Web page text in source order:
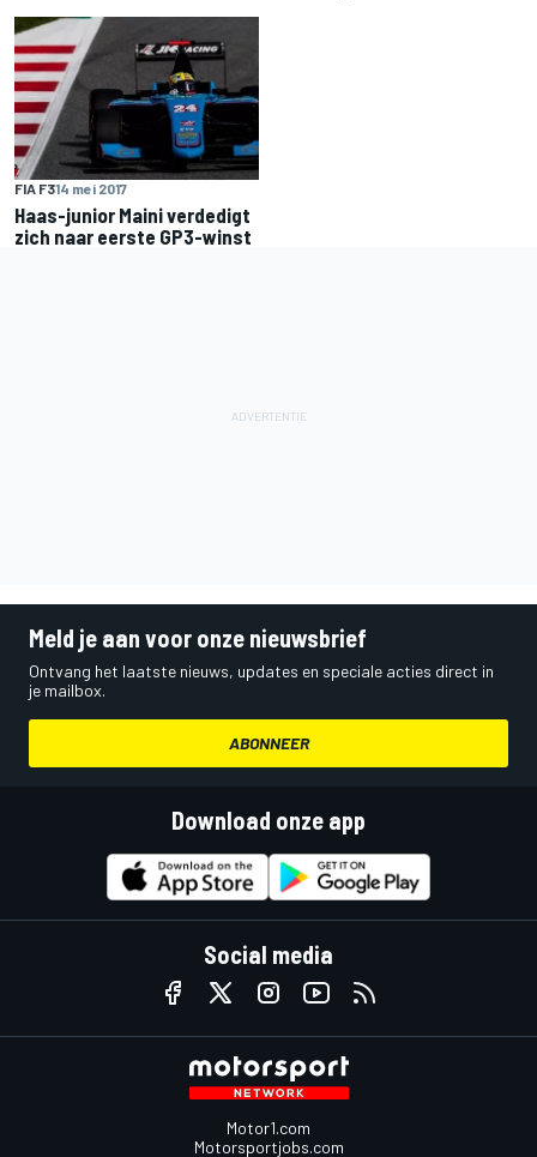
FIA F314 mei 2017
Haas-junior Maini verdedigt
zich naar eerste GP3-winst
Meld je aan voor onze nieuwsbrief
Ontvang het laatste nieuws, updates en speciale acties direct in
je mailbox.
ABONNEER
Download onze app
Social media
Motor1.com
Motorsportjobs.com